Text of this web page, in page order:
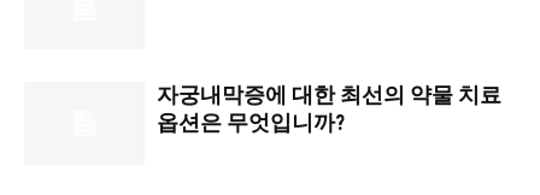
자궁내막증에 대한 최선의 약물 치료
옵션은 무엇입니까?